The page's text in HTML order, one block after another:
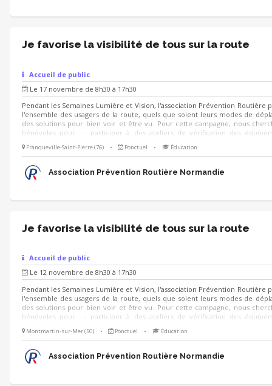
Je favorise la visibilité de tous sur la route
Accueil de public
Le 17 novembre de 8h30 à 17h30
Pendant les Semaines Lumière et Vision, l'association Prévention Routière
l'ensemble des usagers de la route, quels que soient leurs modes de
des solutions pour bien voir et être vu. Pour cette campagne, nous
bénévoles pour : - participer à des ateliers de vérification des
visibilité et de conseils à destination des automobilistes, conducteurs de
cyclistes et usagers de trottinettes électriques - diffuser des conseils
ludiques et simples à prendre en main : quiz, jeu de cartes, jeu de
trouve...
Franqueville-Saint-Pierre (76) • Ponctuel • Éducation
Association Prévention Routière Normandie
Je favorise la visibilité de tous sur la route
Accueil de public
Le 12 novembre de 8h30 à 17h30
Pendant les Semaines Lumière et Vision, l'association Prévention Routière
l'ensemble des usagers de la route, quels que soient leurs modes de
des solutions pour bien voir et être vu. Pour cette campagne, nous
bénévoles pour : - participer à des ateliers de vérification des
visibilité et de conseils à destination des automobilistes, conducteurs de
cyclistes et usagers de trottinettes électriques - diffuser des conseils
ludiques et simples à prendre en main : quiz, jeu de cartes, jeu de
trouve...
Montmartin-sur-Mer (50) • Ponctuel • Éducation
Association Prévention Routière Normandie